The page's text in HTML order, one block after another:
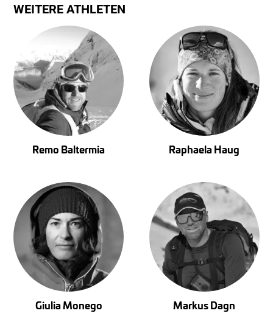
WEITERE ATHLETEN
Remo Baltermia Raphaela Haug
Giulia Monego Markus Dagn